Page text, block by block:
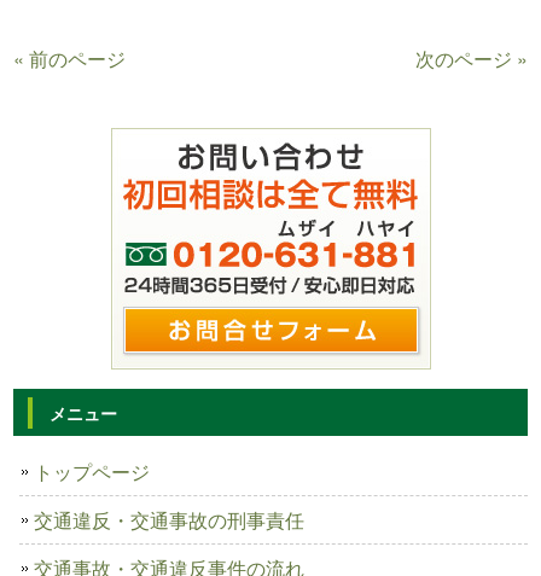
« 前のページ 次のページ »
メニュー
トップページ
交通違反・交通事故の刑事責任
交通事故・交通違反事件の流れ